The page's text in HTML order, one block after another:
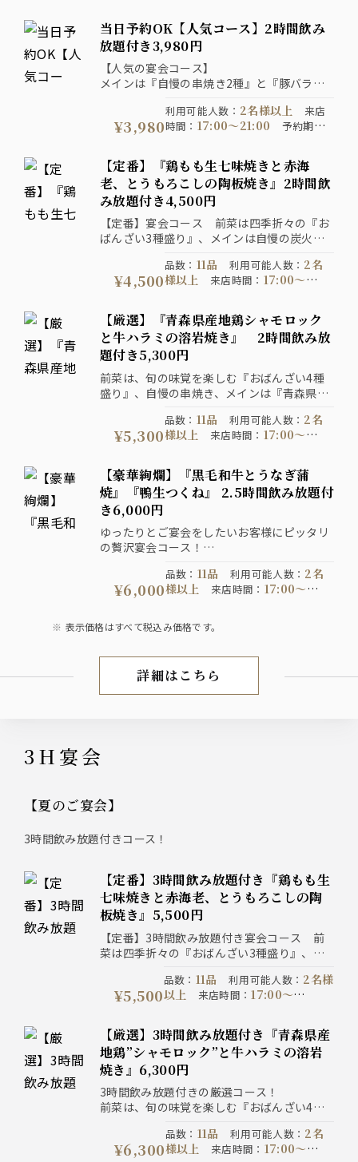
当日予約OK【人気コース】2時間飲み
放題付き3,980円
【人気の宴会コース】
メインは『自慢の串焼き2種』と『豚バラと
『料理10品』の2時間飲み放題付き宴会コー
ス！¥3,980
利用可能人数 ： 2名様以上
来店
時間 ： 17:00〜21:00
予約期
コース開催期間：通年
【定番】『鶏もも生七味焼きと赤海
老、とうもろこしの陶板焼き』2時間飲
み放題付き4,500円
【定番】宴会コース 前菜は四季折々の『お
ばんざい3種盛り』、メインは自慢の炭火焼
ろこしの陶板焼き』、〆の『せいろ蕎麦』が
付いた『料理11品』の2時間飲み放題付き宴
¥4,500
品数 ： 11品 利用可能人数： 2名
様以上
来店時間 ： 17:00〜
ご予約ください
間：120分制 コース開催期間：
2026-07-06以降 注意事項：写
真はイメージです。表示価格は
全て税込価格です。
【厳選】『青森県産地鶏シャモロック
と牛ハラミの溶岩焼き』 2時間飲み放
題付き5,300円
前菜は、旬の味覚を楽しむ『おばんざい4種
盛り』、自慢の串焼き、メインは『青森県産
を愉しめる【料理11品】2時間飲み放題付き
の厳選コース！
¥5,300
品数 ： 11品 利用可能人数： 2名
様以上
来店時間 ： 17:00〜
供時間：120分制
コース開催期
間：2026-07-06以降
注意事
格は全て税込価格です。
【豪華絢爛】『黒毛和牛とうなぎ蒲
焼』『鴨生つくね』 2.5時間飲み放題付
き6,000円
ゆったりとご宴会をしたいお客様にピッタリ
の贅沢宴会コース！
焼』と『鴨生つくね』『濃厚鴨出汁せいろ蕎
麦』を堪能する『料理11品』の宴！ゆったり
¥6,000
品数 ： 11品 利用可能人数： 2名
様以上
来店時間 ： 17:00〜
までにご予約ください
供時間：150分制
価格は全て税込価格です。
表示価格はすべて税込み価格です。
宴会
詳細はこちら
3H宴会
【夏のご宴会】
3時間飲み放題付きコース！
【定番】3時間飲み放題付き『鶏もも生
七味焼きと赤海老、とうもろこしの陶
板焼き』5,500円
【定番】3時間飲み放題付き宴会コース 前
菜は四季折々の『おばんざい3種盛り』、メ
きと赤海老、とうもろこしの陶板焼き』、〆
の『せいろ蕎麦』が付いた『料理11品』の宴
¥5,500
品数 ： 11品 利用可能人数： 2名様
以上
来店時間 ：17:00〜
間：180分制 コース開催期間：
2026-07-06以降 注意事項：写
真はイメージです。表示価格は
全て税込価格です。
【厳選】3時間飲み放題付き『青森県産
地鶏”シャモロック”と牛ハラミの溶岩
焼き』6,300円
3時間飲み放題付きの厳選コース！
前菜は、旬の味覚を楽しむ『おばんざい4種
地鶏”シャモロック”と牛ハラミの溶岩焼き』
を愉しめる【料理11品】の宴会コース！
¥6,300
品数 ： 11品 利用可能人数： 2名
様以上
来店時間 ： 17:00〜